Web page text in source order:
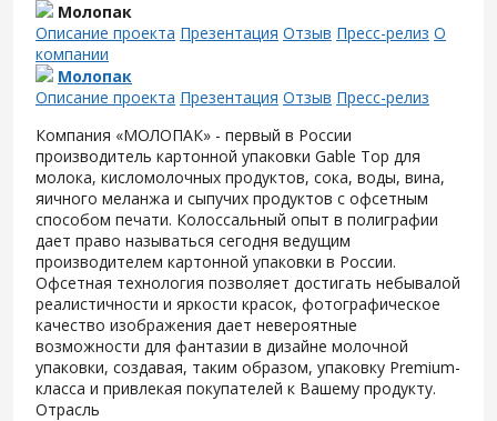
Молопак
Описание проекта Презентация Отзыв Пресс-релиз О
компании
Молопак
Описание проекта Презентация Отзыв Пресс-релиз
Компания «МОЛОПАК» - первый в России
производитель картонной упаковки Gable Top для
молока, кисломолочных продуктов, сока, воды, вина,
яичного меланжа и сыпучих продуктов с офсетным
способом печати. Колоссальный опыт в полиграфии
дает право называться сегодня ведущим
производителем картонной упаковки в России.
Офсетная технология позволяет достигать небывалой
реалистичности и яркости красок, фотографическое
качество изображения дает невероятные
возможности для фантазии в дизайне молочной
упаковки, создавая, таким образом, упаковку Premium-
класса и привлекая покупателей к Вашему продукту.
Отрасль